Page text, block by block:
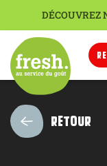
DÉCOUVREZ
RETOUR